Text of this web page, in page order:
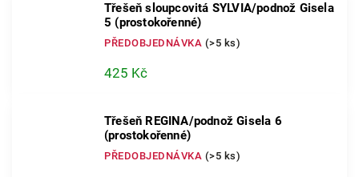
Třešeň sloupcovitá SYLVIA/podnož Gisela
5 (prostokořenné)
PŘEDOBJEDNÁVKA (>5 ks)
425 Kč
Třešeň REGINA/podnož Gisela 6
(prostokořenné)
PŘEDOBJEDNÁVKA (>5 ks)